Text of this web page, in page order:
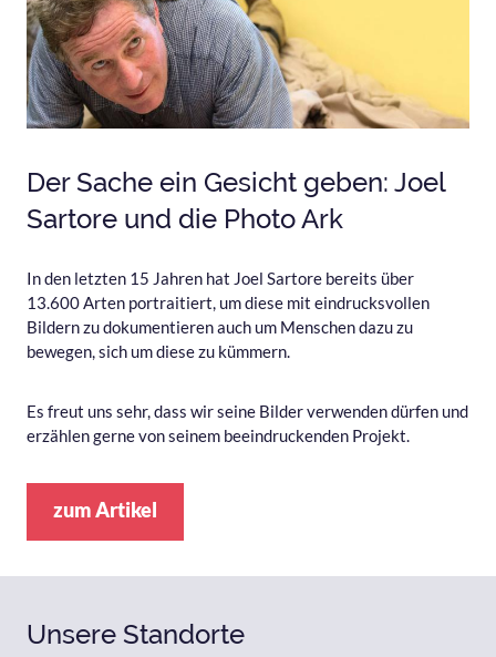
Der Sache ein Gesicht geben: Joel
Sartore und die Photo Ark
In den letzten 15 Jahren hat Joel Sartore bereits über
13.600 Arten portraitiert, um diese mit eindrucksvollen
Bildern zu dokumentieren auch um Menschen dazu zu
bewegen, sich um diese zu kümmern.
Es freut uns sehr, dass wir seine Bilder verwenden dürfen und
erzählen gerne von seinem beeindruckenden Projekt.
zum Artikel
Unsere Standorte